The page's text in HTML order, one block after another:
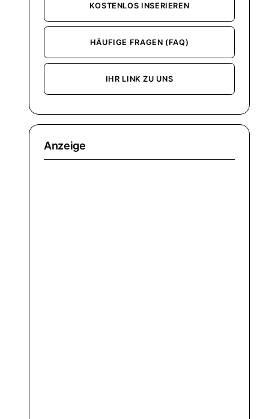
KOSTENLOS INSERIEREN
HÄUFIGE FRAGEN (FAQ)
IHR LINK ZU UNS
Anzeige